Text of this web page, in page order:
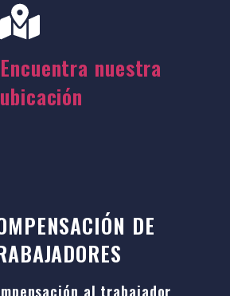
Encuentra nuestra
ubicación
DE
al trabajador